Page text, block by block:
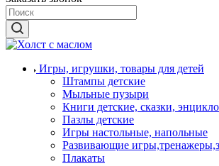
Игры, игрушки, товары для детей
Штампы детские
Мыльные пузыри
Книги детские, сказки,
Пазлы детские
Игры настольные, напольные
Развивающие
Плакаты